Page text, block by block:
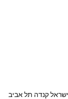
קנדה תל אביב